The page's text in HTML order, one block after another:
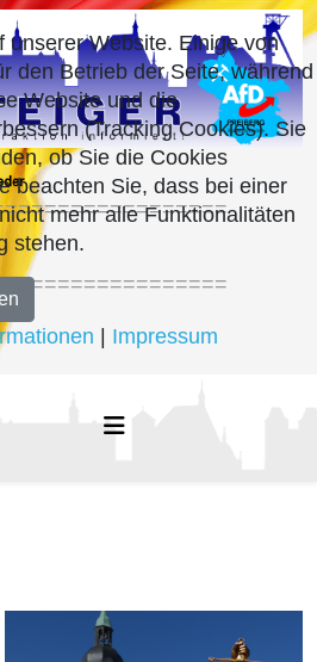
unserer Website. Einige von
den Betrieb der Seite, während
Website und die
(Tracking Cookies). Sie
ob Sie die Cookies
beachten Sie, dass bei einer
mehr alle Funktionalitäten
stehen.
Impressum